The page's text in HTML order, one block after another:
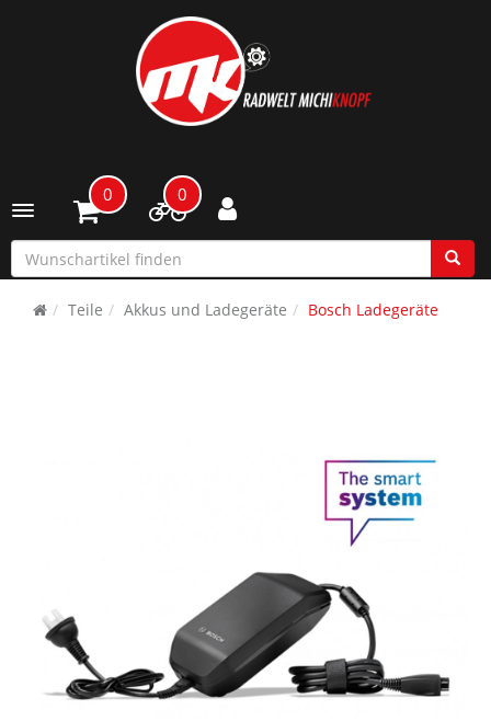
Toggle navigation
0 0
Teile Akkus und Ladegeräte Bosch Ladegeräte